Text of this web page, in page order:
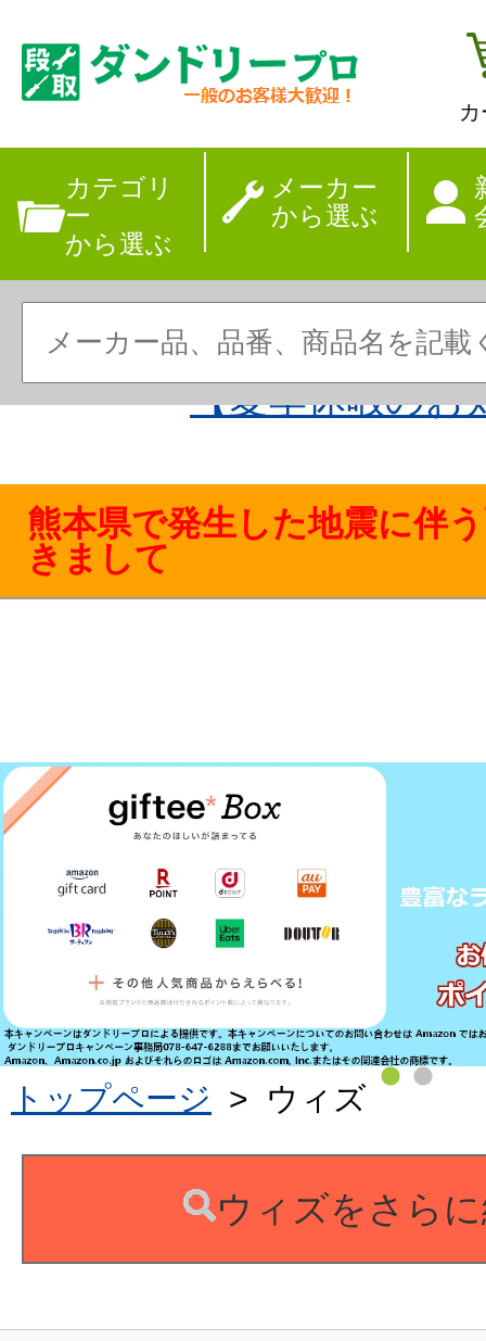
カテゴリ
ー
から選ぶ
メーカー
から選ぶ
【夏季休暇のお
熊本県で発生した地震に伴
きまして
トップページ > ウィズ
ウィズをさら